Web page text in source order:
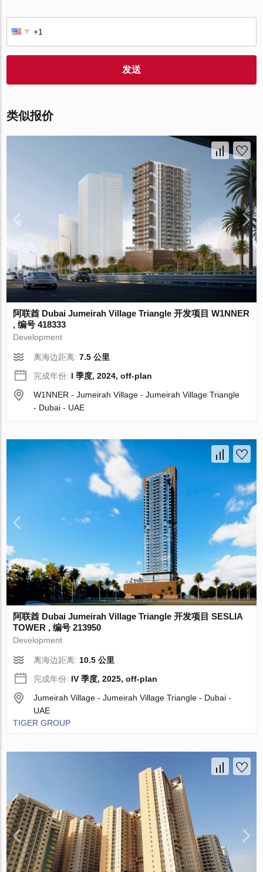
发送
类似报价
阿联酋 Dubai Jumeirah Village Triangle 开发项目 W1NNER
, 编号 418333
Development
离海边距离:7.5 公里
完成年份: I 季度, 2024, off-plan
W1NNER - Jumeirah Village - Jumeirah Village Triangle
- Dubai - UAE
阿联酋 Dubai Jumeirah Village Triangle 开发项目 SESLIA
TOWER , 编号 213950
Development
离海边距离:10.5 公里
完成年份: IV 季度, 2025, off-plan
Jumeirah Village - Jumeirah Village Triangle - Dubai -
UAE
TIGER GROUP